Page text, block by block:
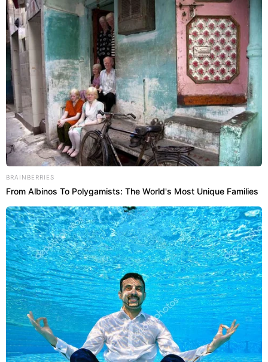
BRAINBERRIES
From Albinos To Polygamists: The World's Most Unique Families